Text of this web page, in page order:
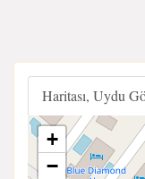
Haritası, Uydu
+
−